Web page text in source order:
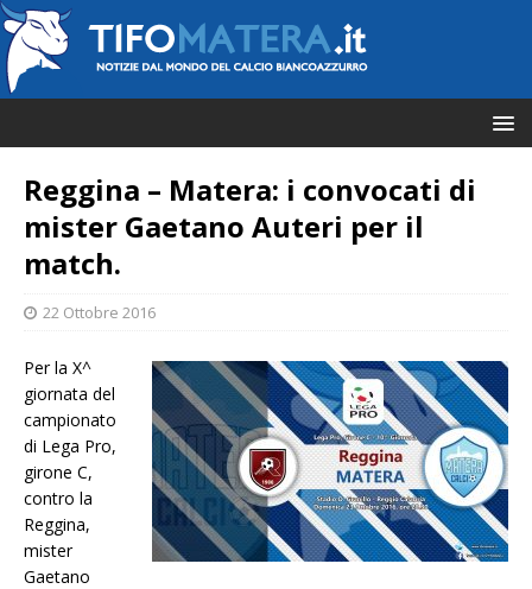
Reggina – Matera: i convocati di
mister Gaetano Auteri per il
match.
22 Ottobre 2016
Per la X^
giornata del
campionato
di Lega Pro,
girone C,
contro la
Reggina,
mister
Gaetano